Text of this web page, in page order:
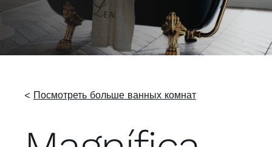
< Посмотреть больше ванных комнат